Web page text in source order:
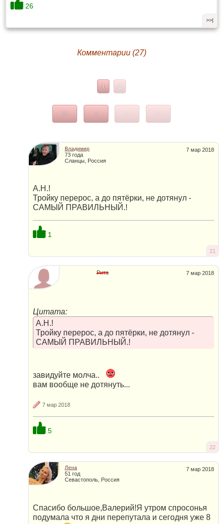
26
>>|
Комментарии (27)
1 2
|< < > >|
7 мар 2018
Владимир
73 года
Сланцы, Россия
А.Н.!
Тройку перерос, а до пятёрки, не дотянул -
САМЫЙ ПРАВИЛЬНЫЙ.!
1
21
7 мар 2018
Рита
Цитата:
А.Н.!
Тройку перерос, а до пятёрки, не дотянул -
САМЫЙ ПРАВИЛЬНЫЙ.!
завидуйте молча..
вам вообще не дотянуть...
7 мар 2018
5
22
7 мар 2018
Лена
51 год
Севастополь, Россия
Спасибо большое,Валерий!Я утром спросонья
подумала что я дни перепутала и сегодня уже 8